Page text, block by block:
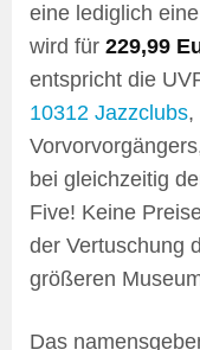
eine lediglich
wird für 229,99
entspricht die
10312 Jazzclubs,
bei gleichzeitig
Five! Keine
der Vertuschung
größeren
Das